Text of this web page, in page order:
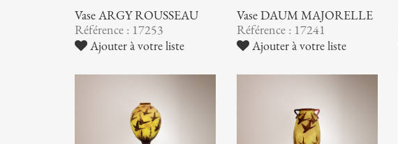
Vase ARGY ROUSSEAU
Référence : 17253
Ajouter à votre liste
Vase DAUM MAJORELLE
Référence : 17241
Ajouter à votre liste